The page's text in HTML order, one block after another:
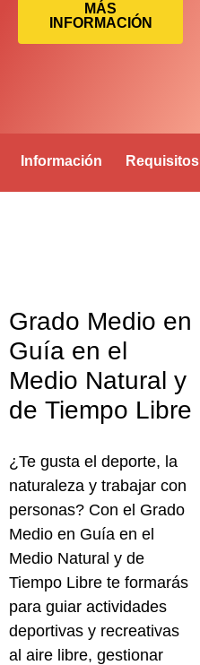
MÁS
INFORMACIÓN
Información Requisitos
Grado Medio en
Guía en el
Medio Natural y
de Tiempo Libre
¿Te gusta el deporte, la
naturaleza y trabajar con
personas? Con el Grado
Medio en Guía en el
Medio Natural y de
Tiempo Libre te formarás
para guiar actividades
deportivas y recreativas
al aire libre, gestionar